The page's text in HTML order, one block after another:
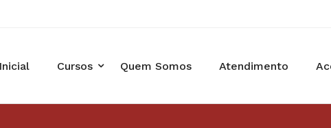
Cursos Quem Somos Atendimento